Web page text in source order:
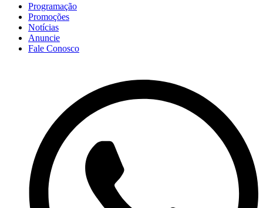
Programação
Promoções
Notícias
Anuncie
Fale Conosco